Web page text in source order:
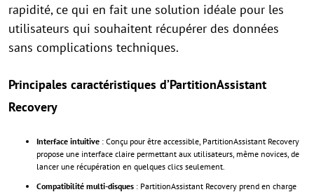
rapidité, ce qui en fait une solution idéale pour les
utilisateurs qui souhaitent récupérer des données
sans complications techniques.
Principales caractéristiques d’PartitionAssistant
Recovery
Interface intuitive : Conçu pour être accessible, PartitionAssistant Recovery
propose une interface claire permettant aux utilisateurs, même novices, de
lancer une récupération en quelques clics seulement.
Compatibilité multi-disques : PartitionAssistant Recovery prend en charge